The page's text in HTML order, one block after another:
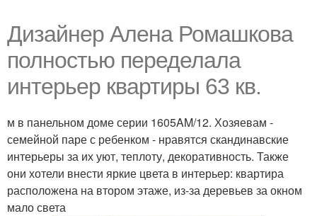
Дизайнер Алена Ромашкова
полностью переделала
интерьер квартиры 63 кв.
м в панельном доме серии 1605AM/12. Хозяевам -
семейной паре с ребенком - нравятся скандинавские
интерьеры за их уют, теплоту, декоративность. Также
они хотели внести яркие цвета в интерьер: квартира
расположена на втором этаже, из-за деревьев за окном
мало света